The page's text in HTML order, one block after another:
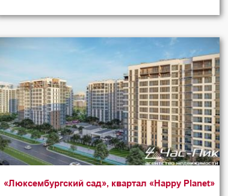
«Люксембургский сад», квартал «Happy Planet»